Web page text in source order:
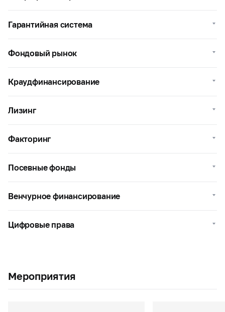
Гарантийная система
Фондовый рынок
Краудфинансирование
Лизинг
Факторинг
Посевные фонды
Венчурное финансирование
Цифровые права
Мероприятия